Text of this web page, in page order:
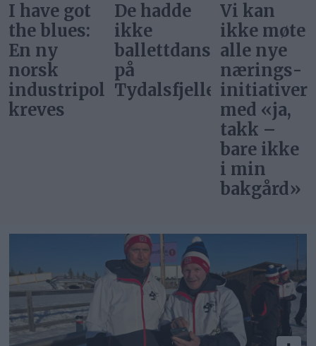
I have got
the blues:
En ny
norsk
industripolitikk
kreves
De hadde
ikke
ballettdansere
på
Tydalsfjellet
Vi kan
ikke møte
alle nye
nærings­
initiativer
med «ja,
takk –
bare ikke
i min
bakgård»